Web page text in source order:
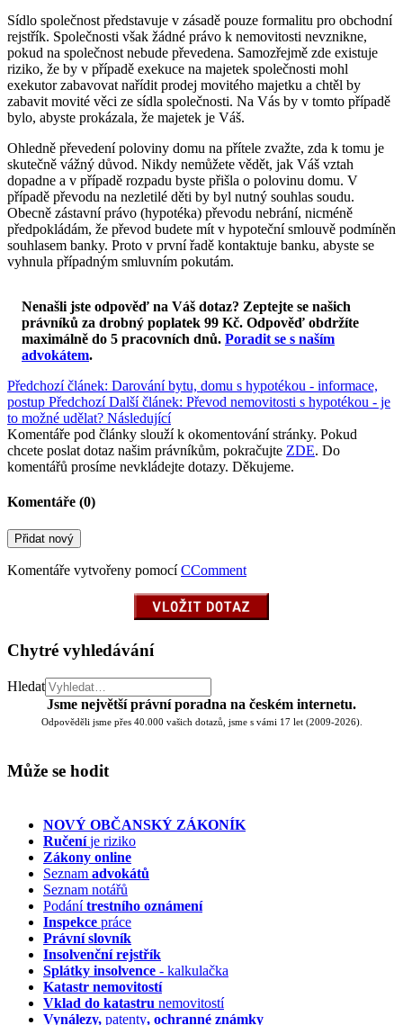
Sídlo společnost představuje v zásadě pouze formalitu pro obchodní
rejstřík. Společnosti však žádné právo k nemovitosti nevznikne,
pokud na společnost nebude převedena. Samozřejmě zde existuje
riziko, že by v případě exekuce na majetek společnosti mohl
exekutor zabavovat nařídit prodej movitého majetku a chtěl by
zabavit movité věci ze sídla společnosti. Na Vás by v tomto případě
bylo, abyste prokázala, že majetek je Váš.
Ohledně převedení poloviny domu na přítele zvažte, zda k tomu je
skutečně vážný důvod. Nikdy nemůžete vědět, jak Váš vztah
dopadne a v případě rozpadu byste přišla o polovinu domu. V
případě převodu na nezletilé děti by byl nutný souhlas soudu.
Obecně zástavní právo (hypotéka) převodu nebrání, nicméně
předpokládám, že převod budete mít v hypoteční smlouvě podmíněn
souhlasem banky. Proto v první řadě kontaktuje banku, abyste se
vyhnula případným smluvním pokutám.
Nenašli jste odpověď na Váš dotaz? Zeptejte se našich
právníků za drobný poplatek 99 Kč. Odpověď obdržíte
maximálně do 5 pracovních dnů. Poradit se s naším
advokátem.
Předchozí článek: Darování bytu, domu s hypotékou - informace,
postup Předchozí Další článek: Převod nemovitosti s hypotékou - je
to možné udělat? Následující
Komentáře pod články slouží k okomentování stránky. Pokud
chcete poslat dotaz našim právníkům, pokračujte ZDE. Do
komentářů prosíme nevkládejte dotazy. Děkujeme.
Komentáře (0)
Přidat nový
Komentáře vytvořeny pomocíCComment
Chytré vyhledávání
Hledat
Jsme největší právní poradna na českém internetu.
Odpověděli jsme přes 40.000 vašich dotazů, jsme s vámi 17 let (2009-2026).
Může se hodit
NOVÝ OBČANSKÝ ZÁKONÍK
Ručeníje riziko
Zákony online
Seznam advokátů
Seznam notářů
Podánítrestního oznámení
Inspekce práce
Právní slovník
Insolvenčnírejstřík
Splátky insolvence - kalkulačka
Katastr nemovitostí
Vklad do katastru nemovitostí
Vynálezy, patenty, ochranné známky